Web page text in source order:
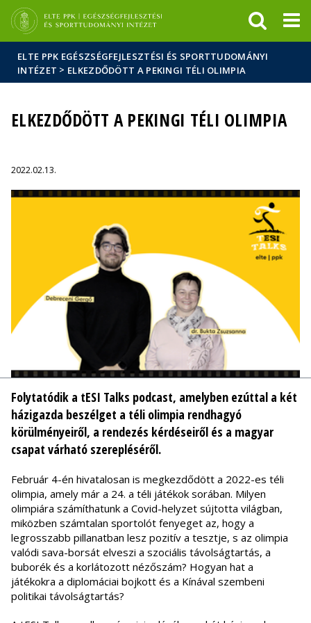
Hírek
Események
ELTE a
sajtóban
ELTE PPK EGÉSZSÉGFEJLESZTÉSI ÉS SPORTTUDOMÁNYI
INTÉZET > ELKEZDŐDÖTT A PEKINGI TÉLI OLIMPIA
ELKEZDŐDÖTT A PEKINGI TÉLI OLIMPIA
2022.02.13.
Folytatódik a tESI Talks podcast, amelyben ezúttal a két
házigazda beszélget a téli olimpia rendhagyó
körülményeiről, a rendezés kérdéseiről és a magyar
csapat várható szerepléséről.
Február 4-én hivatalosan is megkezdődött a 2022-es téli
olimpia, amely már a 24. a téli játékok sorában. Milyen
olimpiára számíthatunk a Covid-helyzet sújtotta világban,
miközben számtalan sportolót fenyeget az, hogy a
legrosszabb pillanatban lesz pozitív a tesztje, s az olimpia
valódi sava-borsát elveszi a szociális távolságtartás, a
buborék és a korlátozott nézőszám? Hogyan hat a
játékokra a diplomáciai bojkott és a Kínával szembeni
politikai távolságtartás?